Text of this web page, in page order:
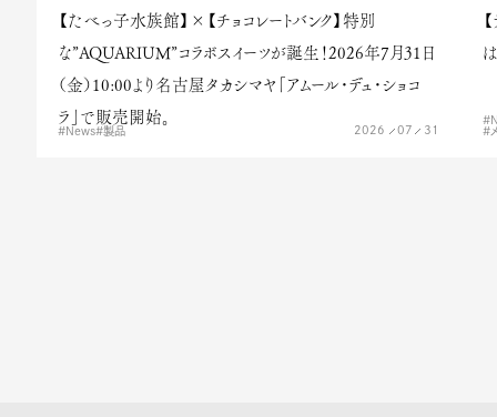
【たべっ子水族館】×【チョコレートバンク】特別
な”AQUARIUM”コラボスイーツが誕生！2026年7月31日
（金）10:00より名古屋タカシマヤ「アムール・デュ・ショコ
ラ」で販売開始。
2026 07 31
News 製品